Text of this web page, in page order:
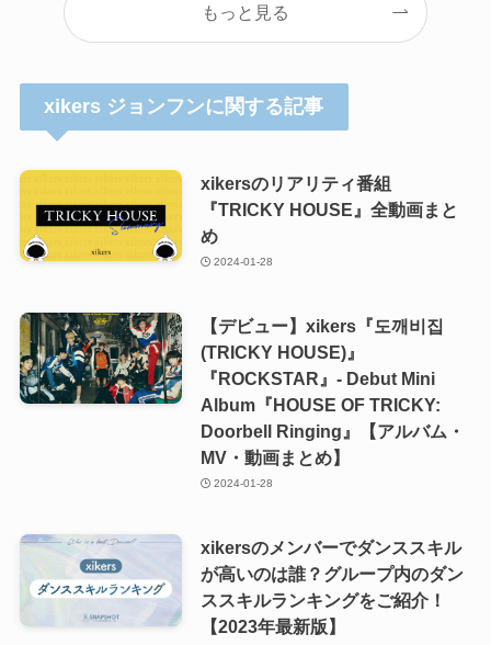
もっと見る
xikers ジョンフンに関する記事
xikersのリアリティ番組
『TRICKY HOUSE』全動画まと
め
2024-01-28
【デビュー】xikers『도깨비집
(TRICKY HOUSE)』
『ROCKSTAR』- Debut Mini
Album『HOUSE OF TRICKY:
Doorbell Ringing』【アルバム・
MV・動画まとめ】
2024-01-28
xikersのメンバーでダンススキル
が高いのは誰？グループ内のダン
ススキルランキングをご紹介！
【2023年最新版】